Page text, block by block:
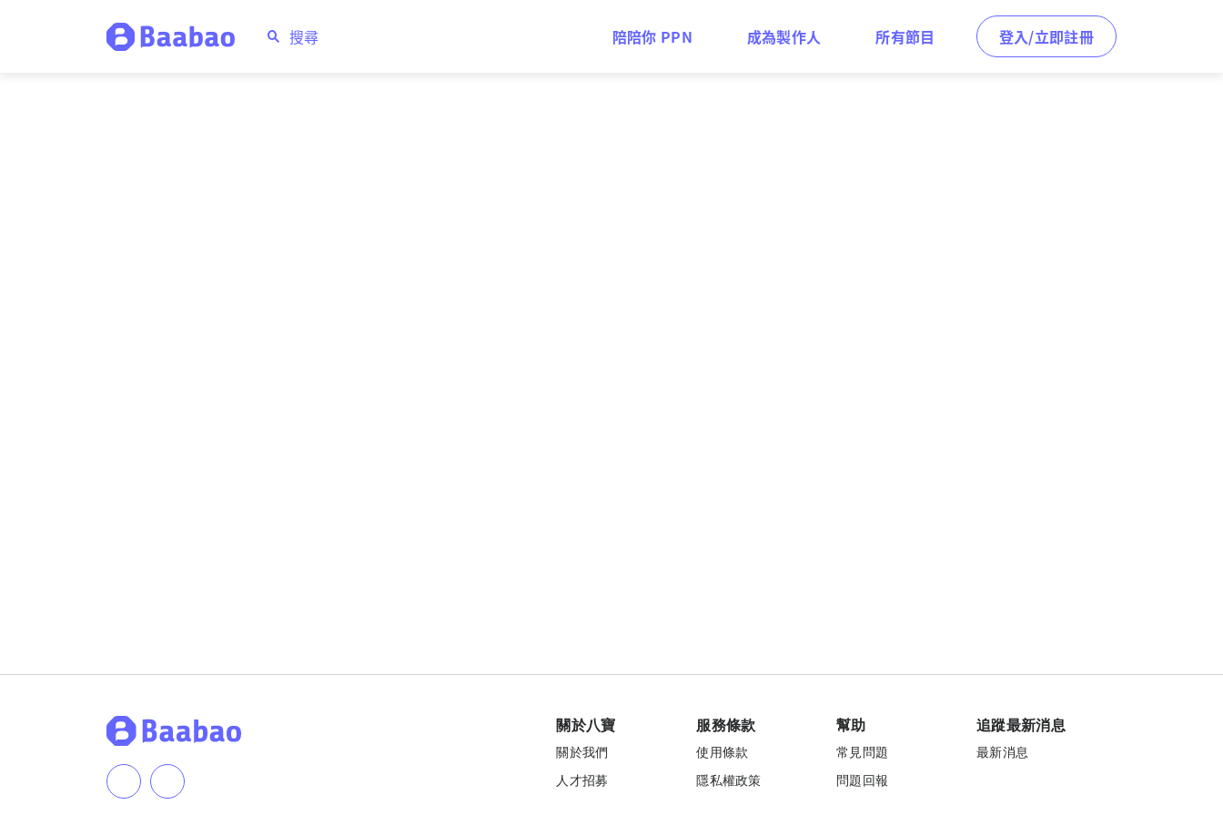
陪陪你 PPN 成為製作人 所有節目 登入/立即註冊
關於八寶
關於我們
人才招募
服務條款
使用條款
隱私權政策
幫助
常見問題
問題回報
追蹤最新消息
最新消息